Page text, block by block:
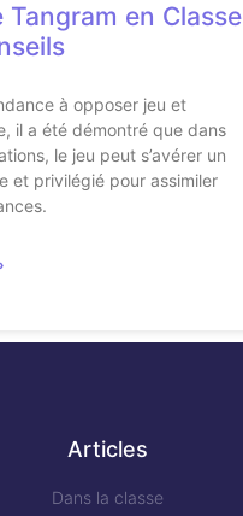
Tangram en Classe
à opposer jeu et
il a été démontré que dans
le jeu peut s’avérer un
et privilégié pour assimiler
Articles
Dans la classe